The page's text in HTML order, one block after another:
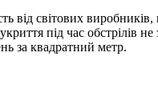
від світових виробників,
під час обстрілів
за квадратний метр.